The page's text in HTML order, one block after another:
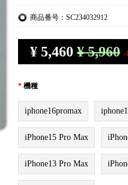
商品番号：SC234032912
¥ 5,460 ¥ 5,960 -
* 機種
iphone16promax
iPhone15 Pro Max
iPhone13 Pro Max